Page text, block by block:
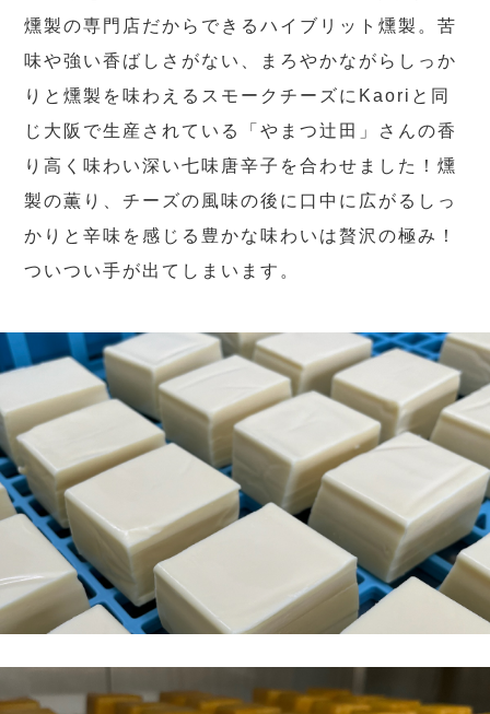
燻製の専門店だからできるハイブリット燻製。苦
味や強い香ばしさがない、まろやかながらしっか
りと燻製を味わえるスモークチーズにKaoriと同
じ大阪で生産されている「やまつ辻田」さんの香
り高く味わい深い七味唐辛子を合わせました！燻
製の薫り、チーズの風味の後に口中に広がるしっ
かりと辛味を感じる豊かな味わいは贅沢の極み！
ついつい手が出てしまいます。